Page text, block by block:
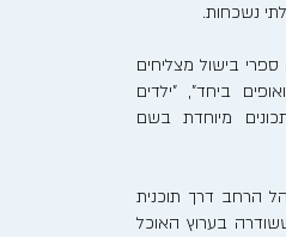
נשכחות.
בישול מצליחים
ביחד", "ילדים
מיוחדת בשם
הרחב דרך תוכנית
בערוץ האוכל